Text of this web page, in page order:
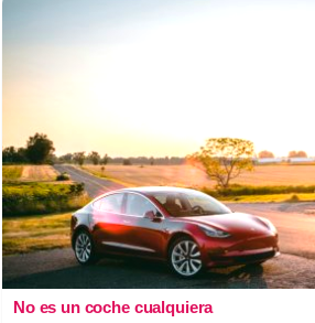
No es un coche cualquiera